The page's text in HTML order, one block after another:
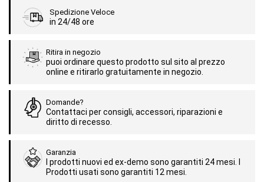
Spedizione Veloce
in 24/48 ore
Ritira in negozio
puoi ordinare questo prodotto sul sito al prezzo
online e ritirarlo gratuitamente in negozio.
Domande?
Contattaci per consigli, accessori, riparazioni e
diritto di recesso.
Garanzia
I prodotti nuovi ed ex-demo sono garantiti 24 mesi. I
Prodotti usati sono garantiti 12 mesi.